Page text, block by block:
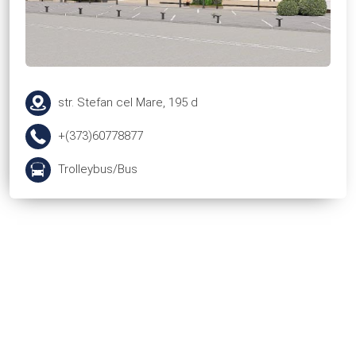
str. Stefan cel Mare, 195 d
+(373)60778877
Trolleybus/Bus